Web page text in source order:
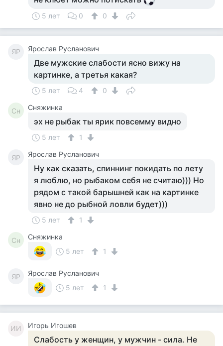
5 лет 0 0
ЯР Ярослав Русланович
Две мужские слабости ясно вижу на
картинке, а третья какая?
5 лет 4 0
Сн Сняжинка
эх не рыбак ты ярик повсемму видно
5 лет 1
ЯР Ярослав Русланович
Ну как сказать, спиннинг покидать по лету
я люблю, но рыбаком себя не считаю))) Но
рядом с такой барышней как на картинке
явно не до рыбной ловли будет)))
5 лет 1
Сн
Сняжинка
5 лет
1
ЯР
Ярослав Русланович
5 лет
1
ИИ Игорь Игошев
Слабость у женщин, у мужчин - сила. Не